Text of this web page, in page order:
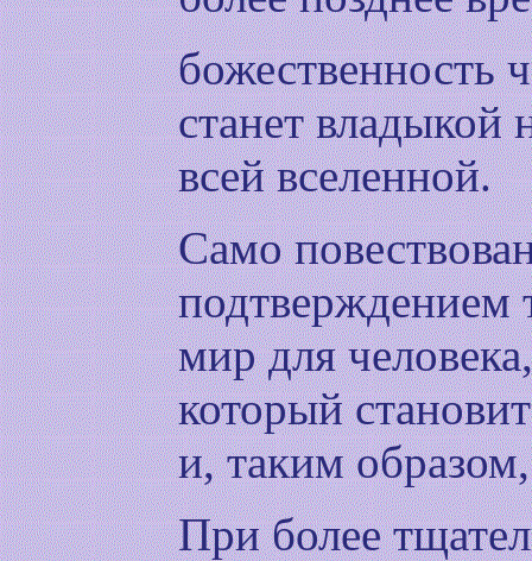
божественность
станет владыкой
всей вселенной.
Само
подтверждением
мир для
который
и, таким
При более